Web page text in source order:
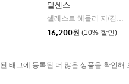
말센스
셀레스트 헤들리 저/김성환 역
16,200원 (10% 할인)
태그에 등록된 더 많은 상품을 확인해